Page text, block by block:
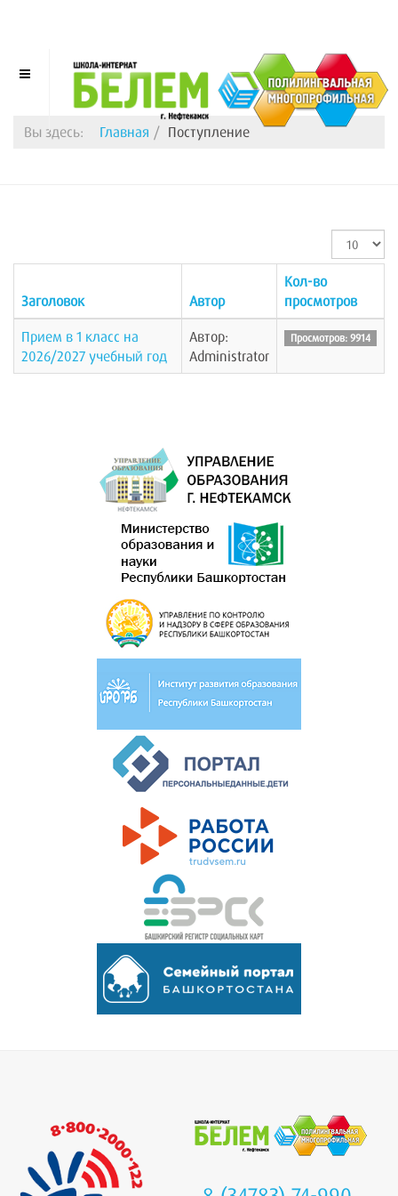
Вы здесь: Главная Поступление
Кол-
во
Заголовок
Автор
Кол-во
просмотров
Прием в 1 класс на
2026/2027 учебный год
Автор:
Administrator
Просмотров: 9914